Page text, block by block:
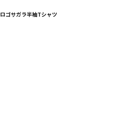
ロゴサガラ半袖Tシャツ